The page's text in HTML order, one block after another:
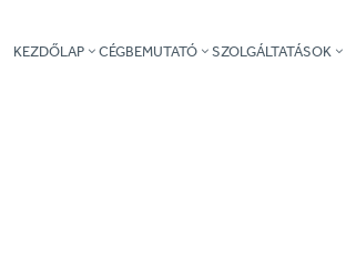
KEZDŐLAP CÉGBEMUTATÓ SZOLGÁLTATÁSOK